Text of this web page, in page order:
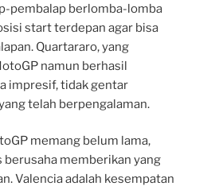
pembalap berlomba-lomba
start terdepan agar bisa
Quartararo, yang
namun berhasil
impresif, tidak gentar
telah berpengalaman.
memang belum lama,
berusaha memberikan yang
Valencia adalah kesempatan